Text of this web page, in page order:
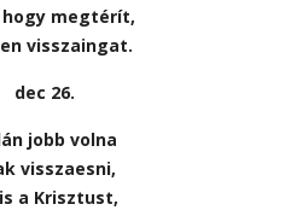
megtérít,
visszaingat.
26.
jobb volna
visszaesni,
a Krisztust,